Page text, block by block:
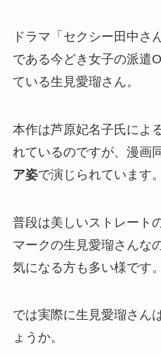
ドラマ「セクシー田中さ
である今どき女子の派遣
ている生見愛瑠さん。
本作は芦原妃名子氏によ
れているのですが、漫画
ア姿で演じられています。
普段は美しいストレート
マークの生見愛瑠さんな
気になる方も多い様です。
では実際に生見愛瑠さん
ょうか。